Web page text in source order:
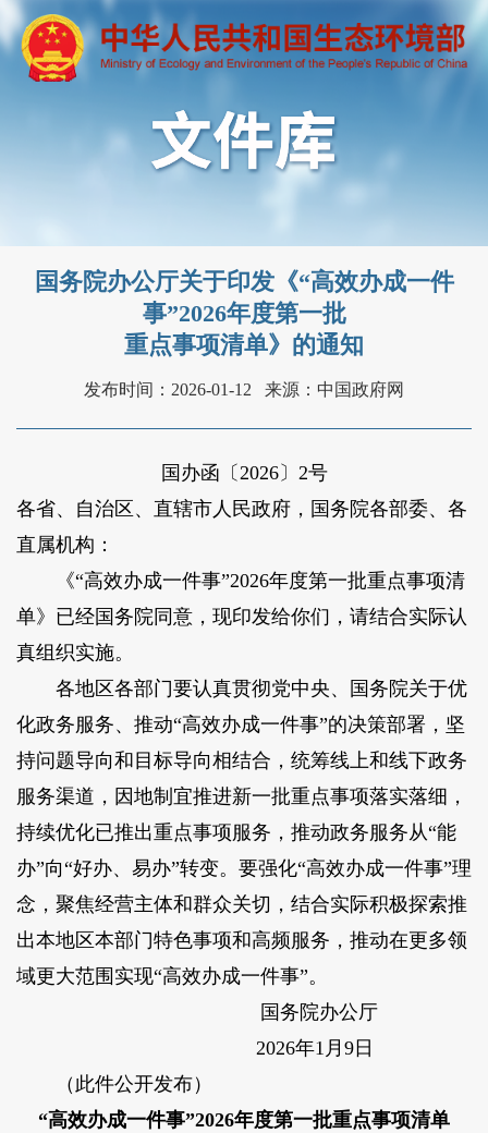
国务院办公厅关于印发《“高效办成一件
事”2026年度第一批
重点事项清单》的通知
发布时间：2026-01-12 来源：中国政府网
国办函〔2026〕2号
各省、自治区、直辖市人民政府，国务院各部委、各
直属机构：
《“高效办成一件事”2026年度第一批重点事项清
单》已经国务院同意，现印发给你们，请结合实际认
真组织实施。
各地区各部门要认真贯彻党中央、国务院关于优
化政务服务、推动“高效办成一件事”的决策部署，坚
持问题导向和目标导向相结合，统筹线上和线下政务
服务渠道，因地制宜推进新一批重点事项落实落细，
持续优化已推出重点事项服务，推动政务服务从“能
办”向“好办、易办”转变。要强化“高效办成一件事”理
念，聚焦经营主体和群众关切，结合实际积极探索推
出本地区本部门特色事项和高频服务，推动在更多领
域更大范围实现“高效办成一件事”。
国务院办公厅
2026年1月9日
（此件公开发布）
“高效办成一件事”2026年度第一批重点事项清单